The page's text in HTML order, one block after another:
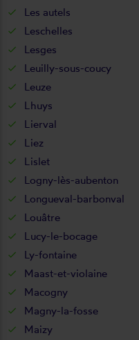
Les autels
Leschelles
Lesges
Leuilly-sous-coucy
Leuze
Lhuys
Lierval
Liez
Lislet
Logny-lès-aubenton
Longueval-barbonval
Louâtre
Lucy-le-bocage
Ly-fontaine
Maast-et-violaine
Macogny
Magny-la-fosse
Maizy